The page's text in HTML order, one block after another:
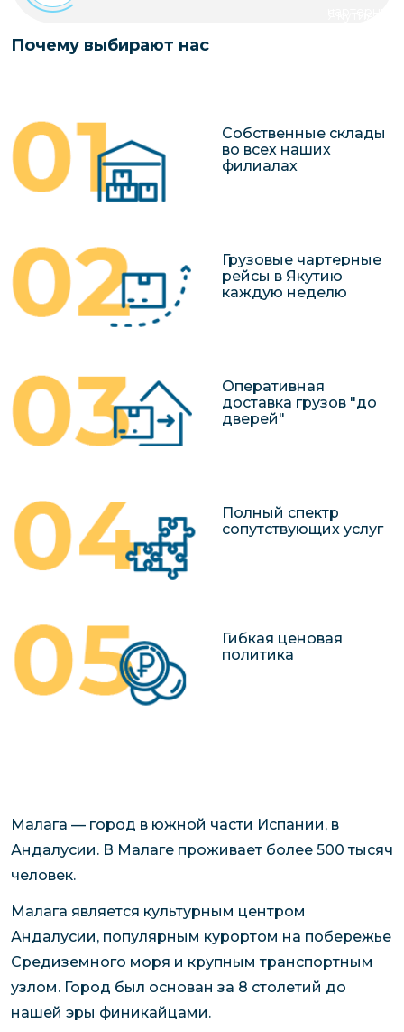
чартерных
Перевозка
Почему выбирают нас
Собственные склады
во всех наших
филиалах
Грузовые чартерные
рейсы в Якутию
каждую неделю
Оперативная
доставка грузов "до
дверей"
Полный спектр
сопутствующих услуг
Гибкая ценовая
политика
Малага — город в южной части Испании, в
Андалусии. В Малаге проживает более 500 тысяч
человек.
Малага является культурным центром
Андалусии, популярным курортом на побережье
Средиземного моря и крупным транспортным
узлом. Город был основан за 8 столетий до
нашей эры финикайцами.